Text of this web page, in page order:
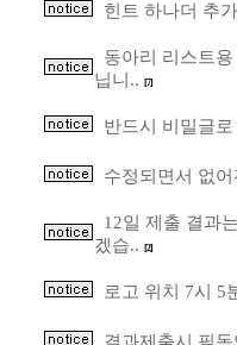
힌트 하나더 추가
동아리 리스트
닙니..
[7]
반드시 비밀글
수정되면서 없어
12일 제출 결과
겠습..
[2]
로고 위치 7시 5